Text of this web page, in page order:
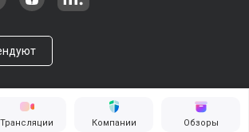
Трансляции Компании Обзоры